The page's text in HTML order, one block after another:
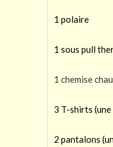
1 polaire
1 sous pull
1 chemise
3 T-shirts (une
2 pantalons